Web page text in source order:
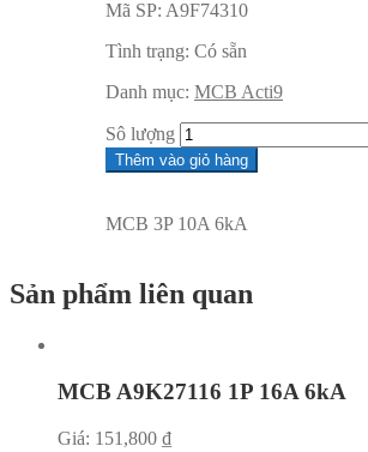
Mã SP: A9F74310
Tình trạng: Có sẵn
Danh mục: MCB Acti9
Sô lượng
Thêm vào giỏ hàng
MCB 3P 10A 6kA
Sản phẩm liên quan
MCB A9K27116 1P 16A 6kA
Giá: 151,800 ₫